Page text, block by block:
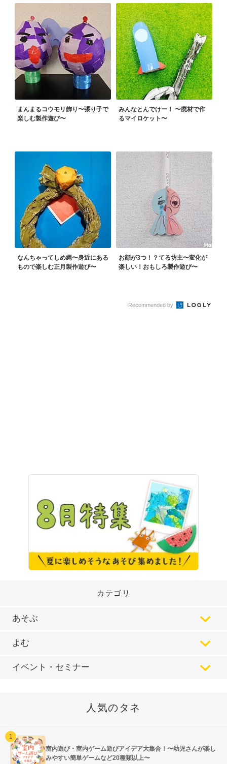
まんまるコウモリ飾り〜張り子で
楽しむ製作遊び〜
みんなとんでけー！ 〜廃材で作
るマイロケット〜
なんちゃってしめ縄〜身近にある
もので楽しむ正月製作遊び〜
お顔が3つ！？てる坊主〜変化が
楽しい！おもしろ製作遊び〜
Recommended by
カテゴリ
あそぶ
よむ
イベント・セミナー
人気のタネ
室内遊び・室内ゲーム遊びアイデア大集合！〜幼児さんが楽し
みやすい簡単ゲームなど20種類以上〜